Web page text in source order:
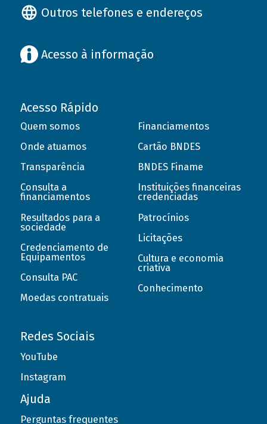
Outros telefones e endereços
Acesso à informação
Acesso Rápido
Quem somos
Onde atuamos
Transparência
Consulta a
financiamentos
Resultados para a
sociedade
Credenciamento de
Equipamentos
Consulta PAC
Moedas contratuais
Financiamentos
Cartão BNDES
BNDES Finame
Instituições financeiras
credenciadas
Patrocínios
Licitações
Cultura e economia
criativa
Conhecimento
Redes Sociais
YouTube
Instagram
Ajuda
Perguntas frequentes